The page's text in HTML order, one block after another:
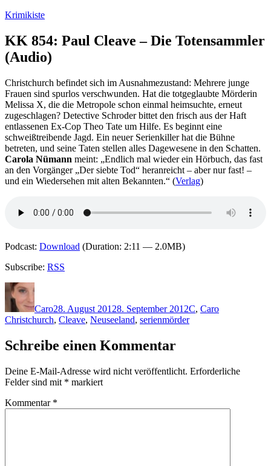
Zum
springen
Krimikiste
KK 854: Paul Cleave – Die Totensammler
(Audio)
Christchurch befindet sich im Ausnahmezustand: Mehrere junge
Frauen sind spurlos verschwunden. Hat die totgeglaubte Mörderin
Melissa X, die die Metropole schon einmal heimsuchte, erneut
zugeschlagen? Detective Schroder bittet den frisch aus der Haft
entlassenen Ex-Cop Theo Tate um Hilfe. Es beginnt eine
schweißtreibende Jagd. Ein neuer Serienkiller hat die Bühne
betreten, und seine Taten stellen alles Dagewesene in den Schatten.
Carola Nümann meint: „Endlich mal wieder ein Hörbuch, das fast
an den Vorgänger „Der siebte Tod“ heranreicht – aber nur fast! –
und ein Wiedersehen mit alten Bekannten.“ (Verlag)
Podcast: Download (Duration: 2:11 — 2.0MB)
Subscribe: RSS
Autor
Caro28. August 20128. September 2012C, Caro
Christchurch, Cleave, Neuseeland, serienmörder
Schreibe einen Kommentar
Deine E-Mail-Adresse wird nicht veröffentlicht. Erforderliche
Felder sind mit * markiert
Kommentar *